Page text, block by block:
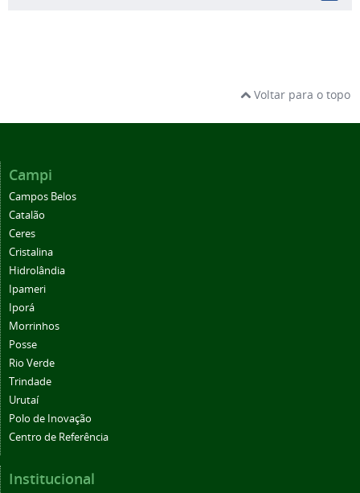
Voltar para o topo
Campi
Campos Belos
Catalão
Ceres
Cristalina
Hidrolândia
Ipameri
Iporá
Morrinhos
Posse
Rio Verde
Trindade
Urutaí
Polo de Inovação
Centro de Referência
Institucional